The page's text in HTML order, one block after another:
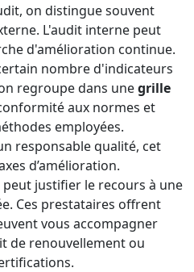
on distingue souvent
L'audit interne peut
d'amélioration continue.
nombre d'indicateurs
regroupe dans unegrille
aux normes et
employées.
responsable qualité, cet
d’amélioration.
justifier le recours à une
Ces prestataires offrent
vous accompagner
de renouvellement ou